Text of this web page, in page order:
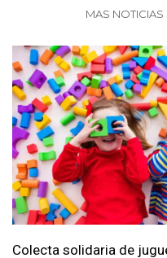
MAS
Colecta solidaria de